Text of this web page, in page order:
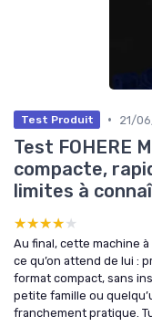
Test Produit • 21/
Test FOHERE
compacte,
limites à
★★★★★
★★★★★
Au final, cette machine à
ce qu’on attend de lui :
format compact, sans
petite famille ou
franchement pratique.